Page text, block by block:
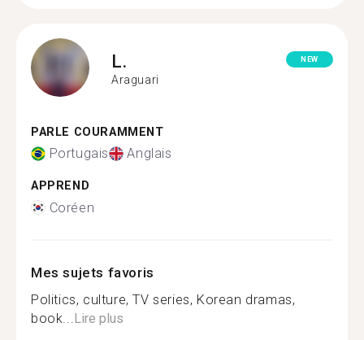
L.
Araguari
NEW
PARLE COURAMMENT
Portugais Anglais
APPREND
Coréen
Mes sujets favoris
Politics, culture, TV series, Korean dramas,
book... Lire plus